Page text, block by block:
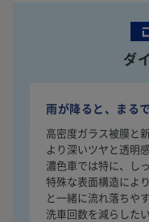
ダ
雨が降ると、まる
高密度ガラス被膜と
より深いツヤと透明
濃色車では特に、し
特殊な表面構造によ
と一緒に流れ落ちや
洗車回数を減らした